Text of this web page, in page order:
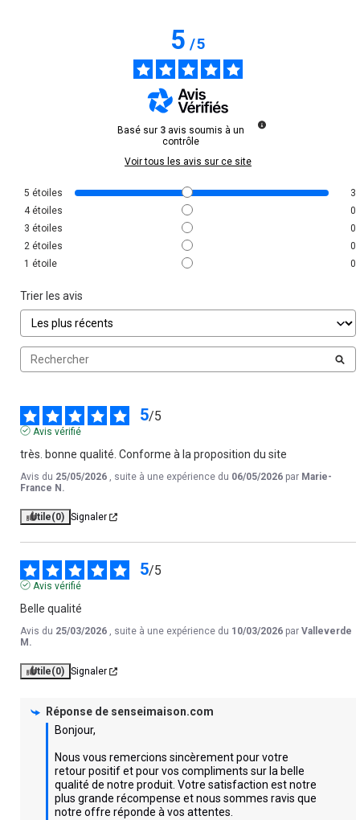
5/5
Basé sur 3 avis soumis à un
contrôle
Voir tous les avis sur ce site
5 étoiles
3
4 étoiles
0
3 étoiles
0
2 étoiles
0
1 étoile 0
Trier les avis
5/5
Avis vérifié
très. bonne qualité. Conforme à la proposition du site
Avis du 25/05/2026 , suite à une expérience du 06/05/2026 par Marie-
France N.
Utile(0) Signaler
5/5
Avis vérifié
Belle qualité
Avis du 25/03/2026 , suite à une expérience du 10/03/2026 par Valleverde
M.
Utile(0) Signaler
Réponse de senseimaison.com
Bonjour,
Nous vous remercions sincèrement pour votre
retour positif et pour vos compliments sur la belle
qualité de notre produit. Votre satisfaction est notre
plus grande récompense et nous sommes ravis que
notre offre réponde à vos attentes.